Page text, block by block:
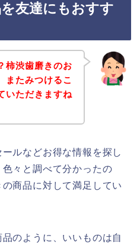
友達にもおすす
柿渋歯磨きのお
またみつけるこ
いただきますね
ルなどお得な情報を探し
々と調べて分かったの
商品に対して満足してい
のように、いいものは自